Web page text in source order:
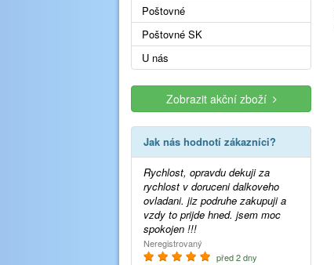
Poštovné
Poštovné SK
U nás
Zobrazit akční zboží
Jak nás hodnotí zákazníci?
Rychlost, opravdu dekuji za
rychlost v doruceni dalkoveho
ovladani. jiz podruhe zakupuji a
vzdy to prijde hned. jsem moc
spokojen !!!
Neregistrovaný
před 2 dny